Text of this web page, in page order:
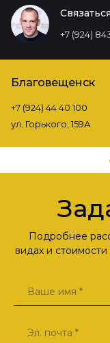
+7 (924)
Благовещенск
+7 (924) 44 40 100
ул. Горького, 159А
Подробнее
видах и